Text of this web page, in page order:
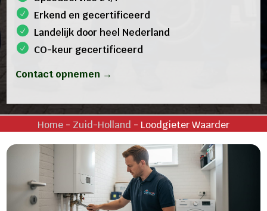
Erkend en gecertificeerd
Landelijk door heel Nederland
CO-keur gecertificeerd
Contact opnemen →
Home- Zuid-Holland - Loodgieter Waarder